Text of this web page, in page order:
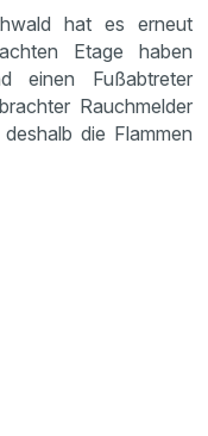
hat es erneut
Etage haben
einen Fußabtreter
Rauchmelder
die Flammen